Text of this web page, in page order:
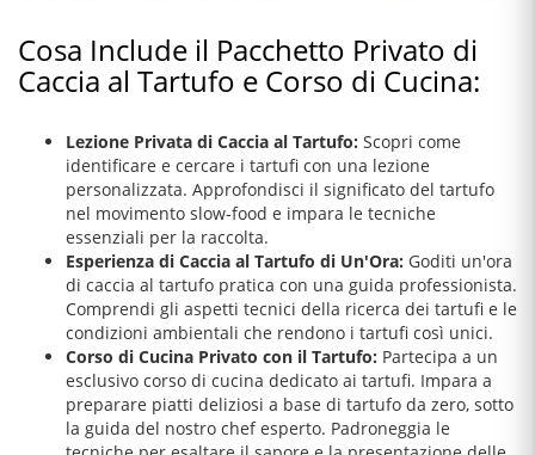
Cosa Include il Pacchetto Privato di
Caccia al Tartufo e Corso di Cucina:
Lezione Privata di Caccia al Tartufo: Scopri come
identificare e cercare i tartufi con una lezione
personalizzata. Approfondisci il significato del tartufo
nel movimento slow-food e impara le tecniche
essenziali per la raccolta.
Esperienza di Caccia al Tartufo di Un'Ora: Goditi un'ora
di caccia al tartufo pratica con una guida professionista.
Comprendi gli aspetti tecnici della ricerca dei tartufi e le
condizioni ambientali che rendono i tartufi così unici.
Corso di Cucina Privato con il Tartufo: Partecipa a un
esclusivo corso di cucina dedicato ai tartufi. Impara a
preparare piatti deliziosi a base di tartufo da zero, sotto
la guida del nostro chef esperto. Padroneggia le